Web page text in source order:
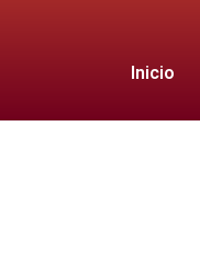
Inicio